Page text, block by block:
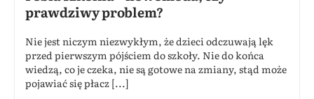
prawdziwy problem?
Nie jest niczym niezwykłym, że dzieci odczuwają lęk
przed pierwszym pójściem do szkoły. Nie do końca
wiedzą, co je czeka, nie są gotowe na zmiany, stąd może
pojawiać się płacz [...]